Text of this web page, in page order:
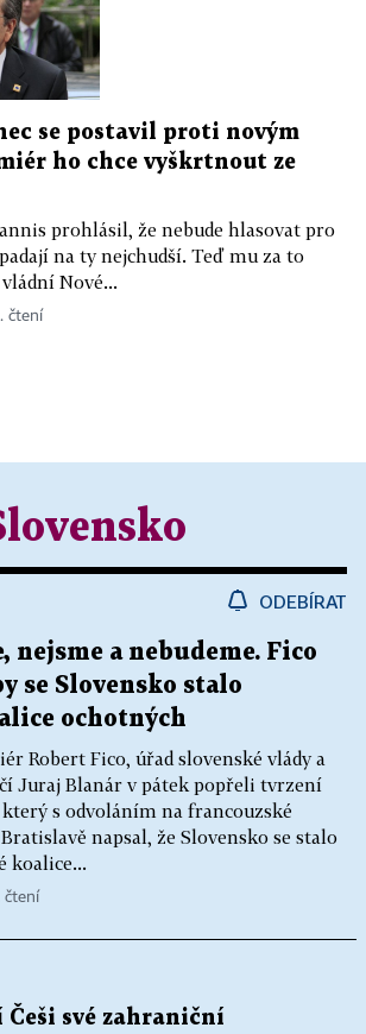
se postavil proti novým
ho chce vyškrtnout ze
prohlásil, že nebude hlasovat pro
na ty nejchudší. Teď mu za to
Nové...
čtení
ODEBÍRAT
nejsme a nebudeme. Fico
se Slovensko stalo
ochotných
Robert Fico, úřad slovenské vlády a
Juraj Blanár v pátek popřeli tvrzení
s odvoláním na francouzské
napsal, že Slovensko se stalo
koalice...
čtení
své zahraniční